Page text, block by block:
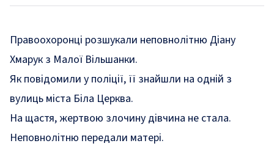
Правоохоронці розшукали неповнолітню Діану
Хмарук з Малої Вільшанки.
Як повідомили у поліції, її знайшли на одній з
вулиць міста Біла Церква.
На щастя, жертвою злочину дівчина не стала.
Неповнолітню передали матері.